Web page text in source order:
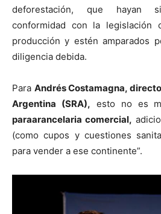
deforestación, que hayan
conformidad con la legislación
producción y estén amparados
diligencia debida.
Para Andrés Costamagna,
Argentina (SRA), esto no es
paraarancelaria comercial,
(como cupos y cuestiones
para vender a ese continente”.